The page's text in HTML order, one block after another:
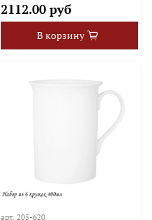
2112.00 руб
В корзину
арт. 205-620